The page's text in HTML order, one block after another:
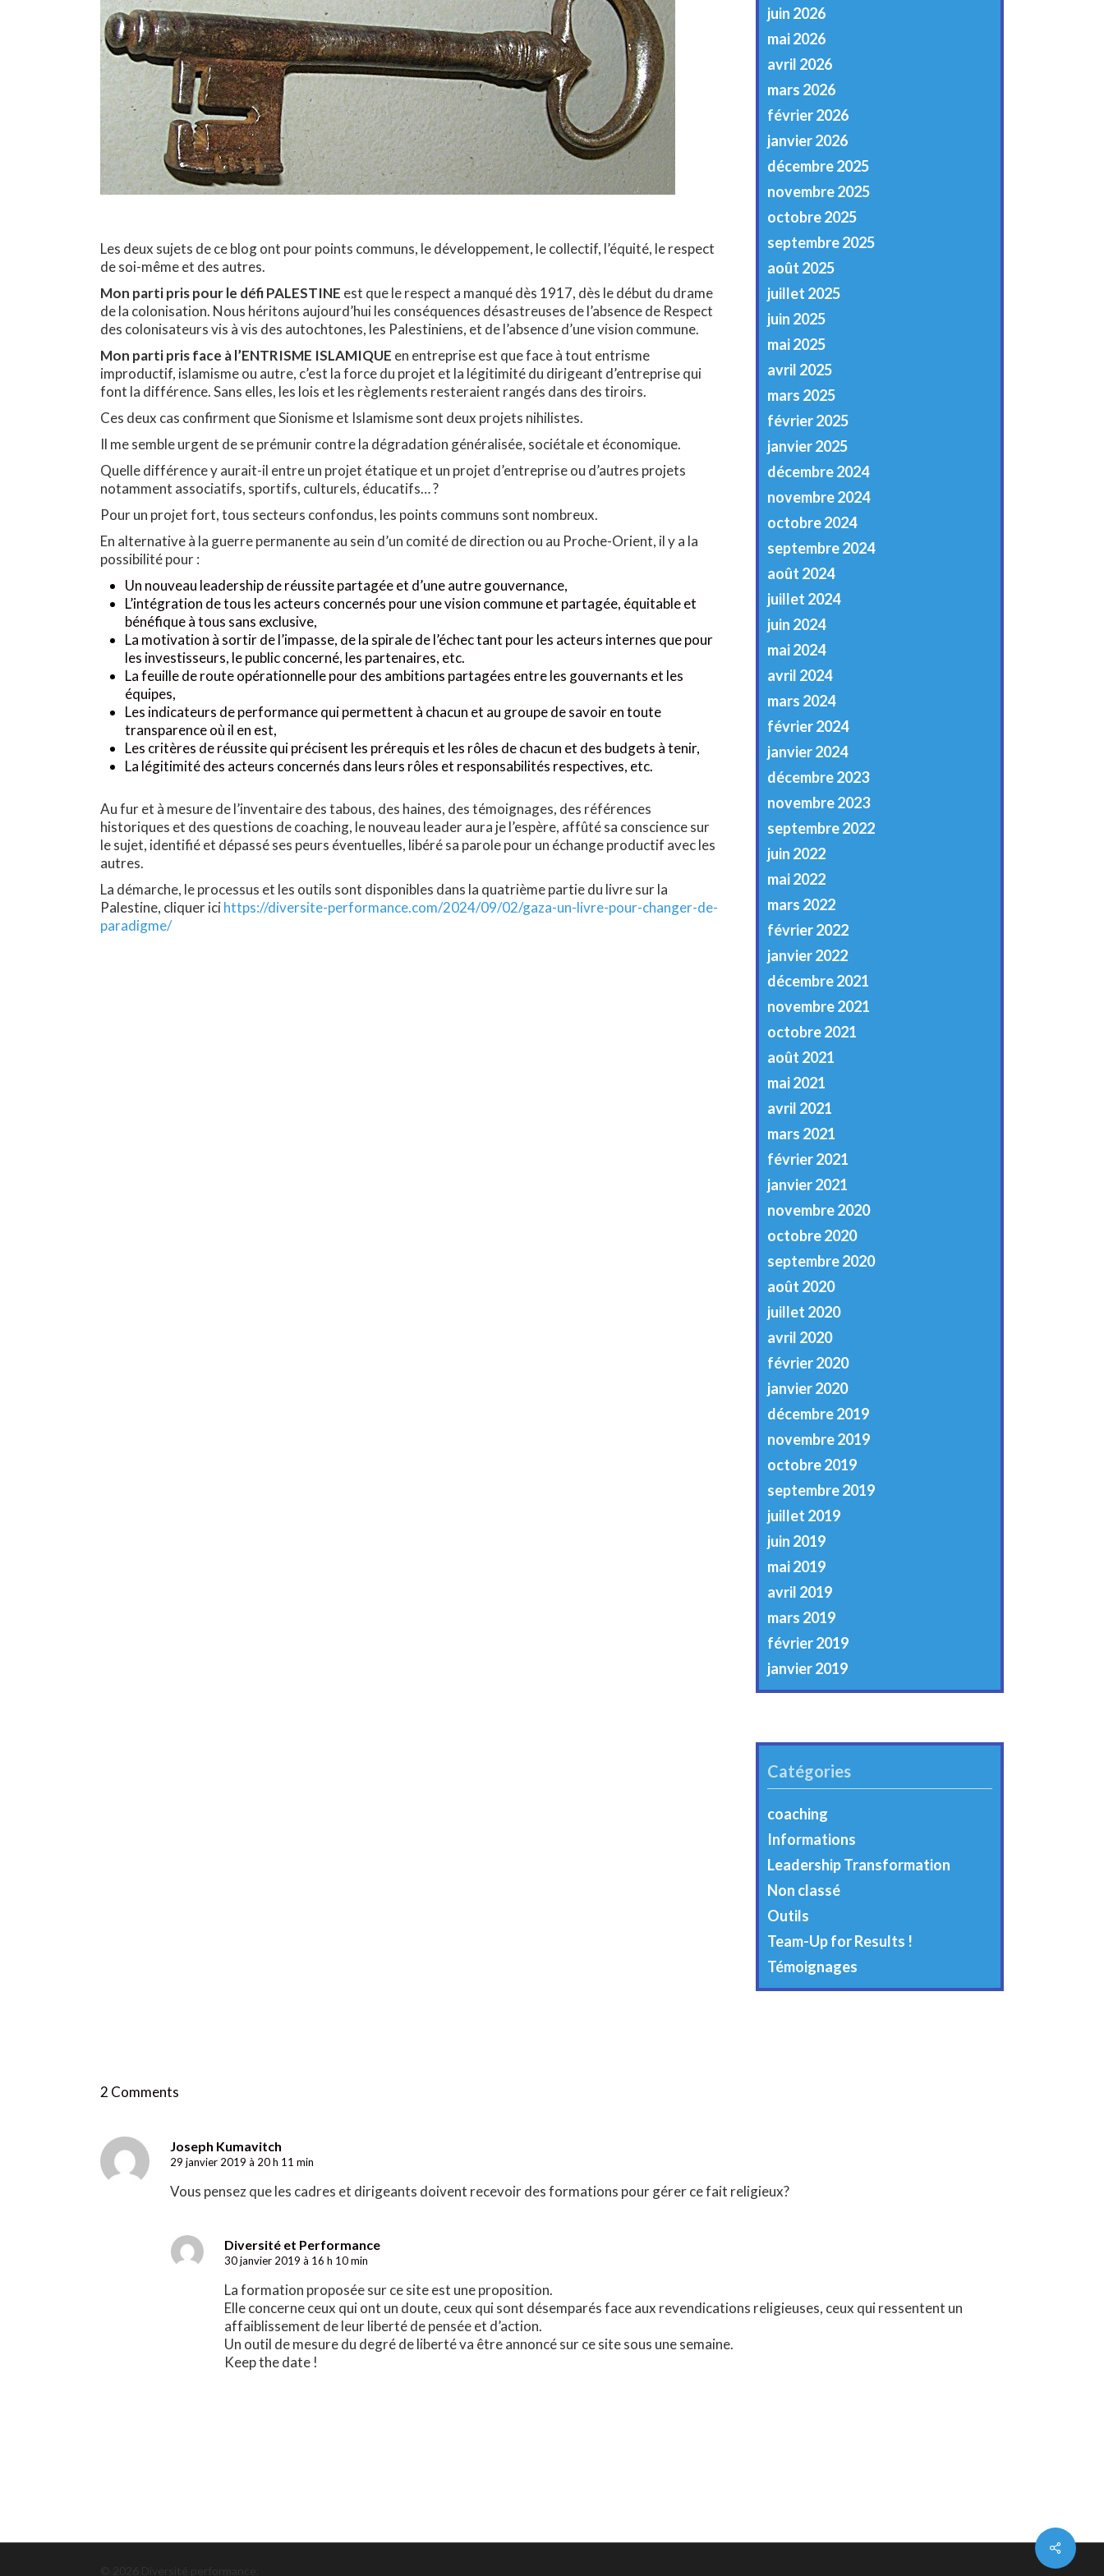
Les deux sujets de ce blog ont pour points communs, le développement, le collectif, l’équité, le respect
de soi-même et des autres.
Mon parti pris pour le défi PALESTINE est que le respect a manqué dès 1917, dès le début du drame
de la colonisation. Nous héritons aujourd’hui les conséquences désastreuses de l’absence de Respect
des colonisateurs vis à vis des autochtones, les Palestiniens, et de l’absence d’une vision commune.
Mon parti pris face à l’ENTRISME ISLAMIQUE en entreprise est que face à tout entrisme
improductif, islamisme ou autre, c’est la force du projet et la légitimité du dirigeant d’entreprise qui
font la différence. Sans elles, les lois et les règlements resteraient rangés dans des tiroirs.
Ces deux cas confirment que Sionisme et Islamisme sont deux projets nihilistes.
Il me semble urgent de se prémunir contre la dégradation généralisée, sociétale et économique.
Quelle différence y aurait-il entre un projet étatique et un projet d’entreprise ou d’autres projets
notamment associatifs, sportifs, culturels, éducatifs… ?
Pour un projet fort, tous secteurs confondus, les points communs sont nombreux.
En alternative à la guerre permanente au sein d’un comité de direction ou au Proche-Orient, il y a la
possibilité pour :
Un nouveau leadership de réussite partagée et d’une autre gouvernance,
L’intégration de tous les acteurs concernés pour une vision commune et partagée, équitable et
bénéfique à tous sans exclusive,
La motivation à sortir de l’impasse, de la spirale de l’échec tant pour les acteurs internes que pour
les investisseurs, le public concerné, les partenaires, etc.
La feuille de route opérationnelle pour des ambitions partagées entre les gouvernants et les
équipes,
Les indicateurs de performance qui permettent à chacun et au groupe de savoir en toute
transparence où il en est,
Les critères de réussite qui précisent les prérequis et les rôles de chacun et des budgets à tenir,
La légitimité des acteurs concernés dans leurs rôles et responsabilités respectives, etc.
Au fur et à mesure de l’inventaire des tabous, des haines, des témoignages, des références
historiques et des questions de coaching, le nouveau leader aura je l’espère, affûté sa conscience sur
le sujet, identifié et dépassé ses peurs éventuelles, libéré sa parole pour un échange productif avec les
autres.
La démarche, le processus et les outils sont disponibles dans la quatrième partie du livre sur la
Palestine, cliquer icihttps://diversite-performance.com/2024/09/02/gaza-un-livre-pour-changer-de-
paradigme/
juin 2026
mai 2026
avril 2026
mars 2026
février 2026
janvier 2026
décembre 2025
novembre 2025
octobre 2025
septembre 2025
août 2025
juillet 2025
juin 2025
mai 2025
avril 2025
mars 2025
février 2025
janvier 2025
décembre 2024
novembre 2024
octobre 2024
septembre 2024
août 2024
juillet 2024
juin 2024
mai 2024
avril 2024
mars 2024
février 2024
janvier 2024
décembre 2023
novembre 2023
septembre 2022
juin 2022
mai 2022
mars 2022
février 2022
janvier 2022
décembre 2021
novembre 2021
octobre 2021
août 2021
mai 2021
avril 2021
mars 2021
février 2021
janvier 2021
novembre 2020
octobre 2020
septembre 2020
août 2020
juillet 2020
avril 2020
février 2020
janvier 2020
décembre 2019
novembre 2019
octobre 2019
septembre 2019
juillet 2019
juin 2019
mai 2019
avril 2019
mars 2019
février 2019
janvier 2019
Catégories
coaching
Informations
Leadership Transformation
Non classé
Outils
Team-Up for Results !
Témoignages
2 Comments
Joseph Kumavitch
29 janvier 2019 à 20 h 11 min
Vous pensez que les cadres et dirigeants doivent recevoir des formations pour gérer ce fait religieux?
Diversité et Performance
30 janvier 2019 à 16 h 10 min
La formation proposée sur ce site est une proposition.
Elle concerne ceux qui ont un doute, ceux qui sont désemparés face aux revendications religieuses, ceux qui ressentent un
affaiblissement de leur liberté de pensée et d’action.
Un outil de mesure du degré de liberté va être annoncé sur ce site sous une semaine.
Keep the date !